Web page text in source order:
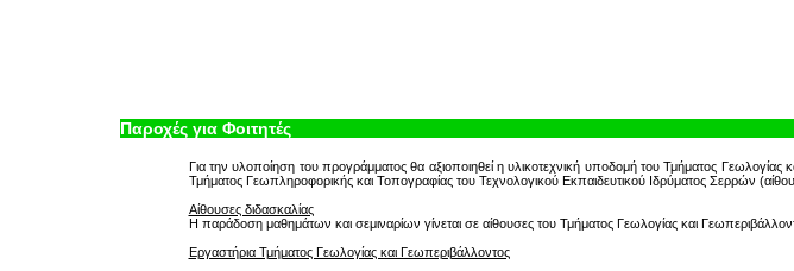
Παροχές για Φοιτητές
Για την υλοποίηση του προγράμματος θα αξιοποιηθεί η υλικοτεχνική υποδομή του Τμήματος
Τμήματος Γεωπληροφορικής και Τοπογραφίας του Τεχνολογικού Εκπαιδευτικού Ιδρύματος Σερρών
Αίθουσες διδασκαλίας
Η παράδοση μαθημάτων και σεμιναρίων γίνεται σε αίθουσες του Τμήματος Γεωλογίας και
Εργαστήρια Τμήματος Γεωλογίας και Γεωπεριβάλλοντος